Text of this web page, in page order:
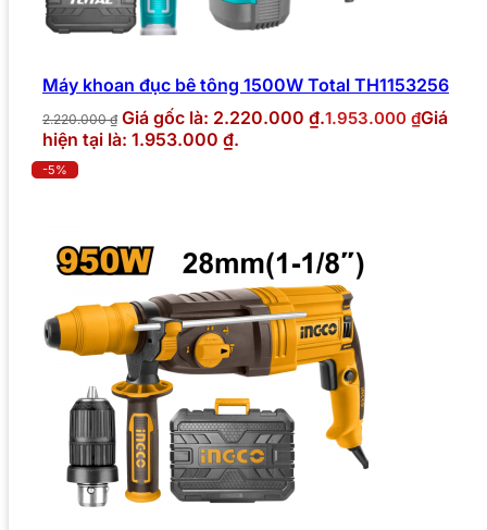
Máy khoan đục bê tông 1500W Total TH1153256
2.220.000₫ Giá gốc là: 2.220.000 ₫.1.953.000 ₫Giá
hiện tại là: 1.953.000 ₫.
-5%